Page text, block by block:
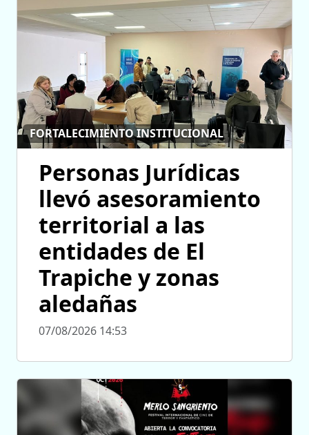
FORTALECIMIENTO INSTITUCIONAL
Personas Jurídicas
llevó asesoramiento
territorial a las
entidades de El
Trapiche y zonas
aledañas
07/08/2026 14:53